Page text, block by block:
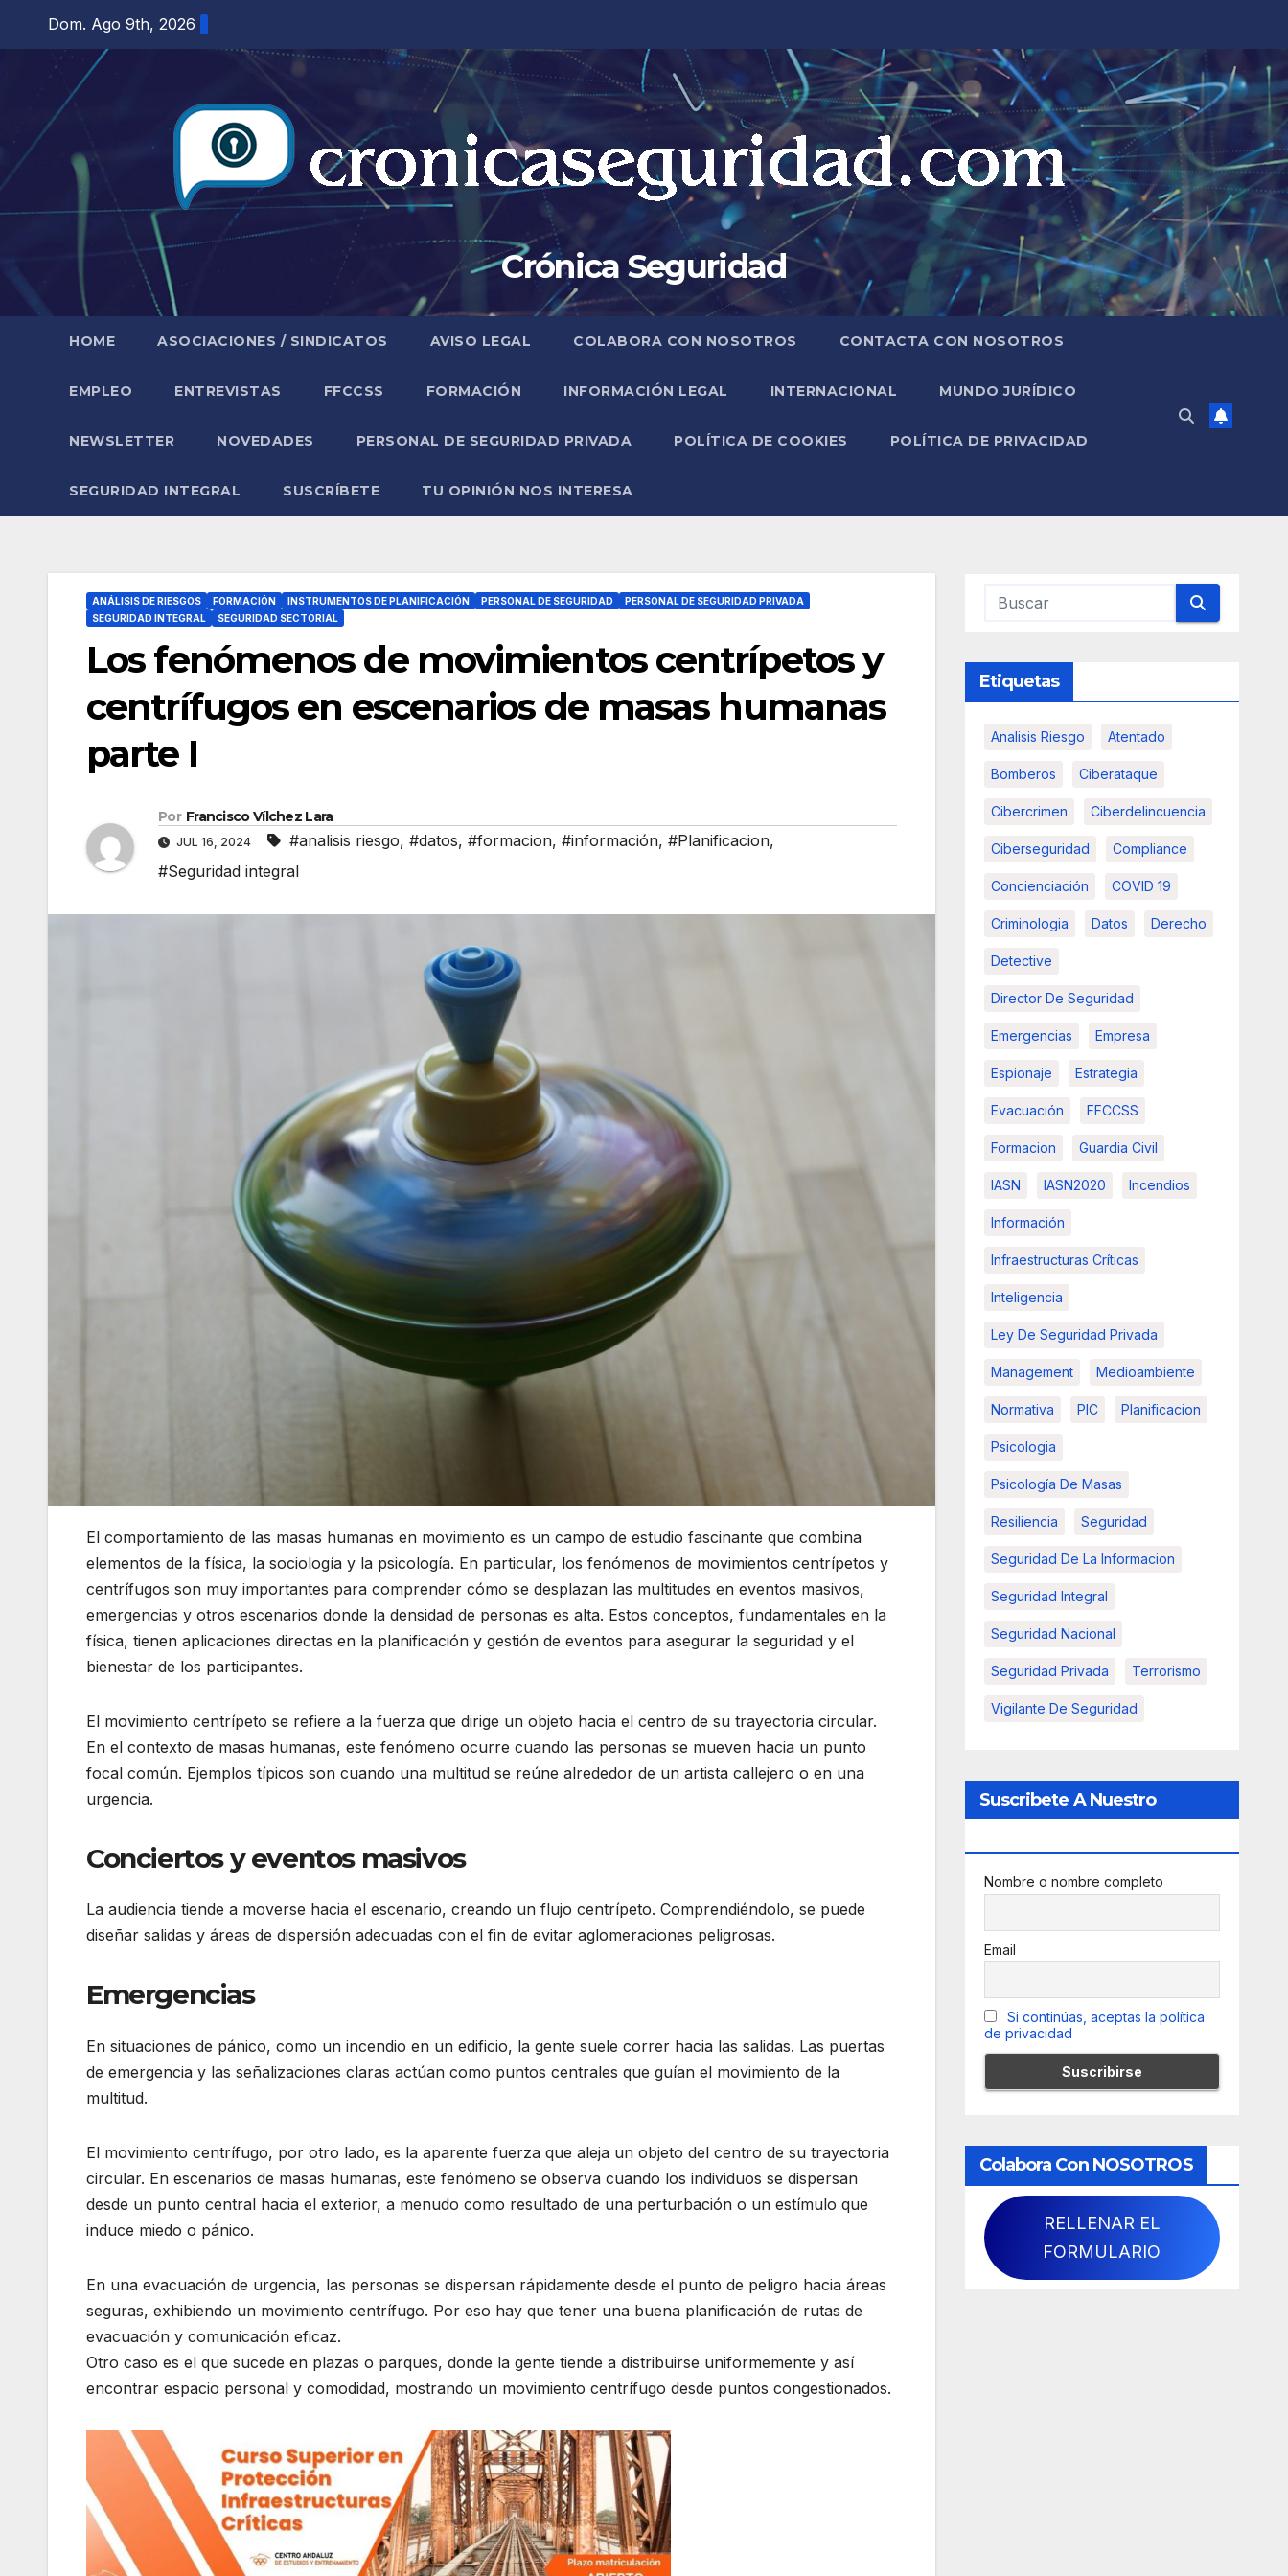
contenido
Dom. Ago 9th, 2026
Crónica Seguridad
HOME ASOCIACIONES / SINDICATOS AVISO LEGAL COLABORA CON NOSOTROS CONTACTA CON NOSOTROS
EMPLEO ENTREVISTAS FFCCSS FORMACIÓN INFORMACIÓN LEGAL INTERNACIONAL MUNDO JURÍDICO
NEWSLETTER NOVEDADES PERSONAL DE SEGURIDAD PRIVADA POLÍTICA DE COOKIES POLÍTICA DE PRIVACIDAD
SEGURIDAD INTEGRAL SUSCRÍBETE TU OPINIÓN NOS INTERESA
ANÁLISIS DE RIESGOS FORMACIÓN INSTRUMENTOS DE PLANIFICACIÓN PERSONAL DE SEGURIDAD
PERSONAL DE SEGURIDAD PRIVADA
SEGURIDAD INTEGRAL
SEGURIDAD SECTORIAL
Los fenómenos de movimientos centrípetos y
centrífugos en escenarios de masas humanas
parte I
Por Francisco Vílchez Lara
JUL 16, 2024 #analisis riesgo, #datos, #formacion, #información, #Planificacion,
#Seguridad integral
El comportamiento de las masas humanas en movimiento es un campo de estudio fascinante que combina
elementos de la física, la sociología y la psicología. En particular, los fenómenos de movimientos centrípetos y
centrífugos son muy importantes para comprender cómo se desplazan las multitudes en eventos masivos,
emergencias y otros escenarios donde la densidad de personas es alta. Estos conceptos, fundamentales en la
física, tienen aplicaciones directas en la planificación y gestión de eventos para asegurar la seguridad y el
bienestar de los participantes.
El movimiento centrípeto se refiere a la fuerza que dirige un objeto hacia el centro de su trayectoria circular.
En el contexto de masas humanas, este fenómeno ocurre cuando las personas se mueven hacia un punto
focal común. Ejemplos típicos son cuando una multitud se reúne alrededor de un artista callejero o en una
urgencia.
Conciertos y eventos masivos
La audiencia tiende a moverse hacia el escenario, creando un flujo centrípeto. Comprendiéndolo, se puede
diseñar salidas y áreas de dispersión adecuadas con el fin de evitar aglomeraciones peligrosas.
Emergencias
En situaciones de pánico, como un incendio en un edificio, la gente suele correr hacia las salidas. Las puertas
de emergencia y las señalizaciones claras actúan como puntos centrales que guían el movimiento de la
multitud.
El movimiento centrífugo, por otro lado, es la aparente fuerza que aleja un objeto del centro de su trayectoria
circular. En escenarios de masas humanas, este fenómeno se observa cuando los individuos se dispersan
desde un punto central hacia el exterior, a menudo como resultado de una perturbación o un estímulo que
induce miedo o pánico.
En una evacuación de urgencia, las personas se dispersan rápidamente desde el punto de peligro hacia áreas
seguras, exhibiendo un movimiento centrífugo. Por eso hay que tener una buena planificación de rutas de
evacuación y comunicación eficaz.
Otro caso es el que sucede en plazas o parques, donde la gente tiende a distribuirse uniformemente y así
encontrar espacio personal y comodidad, mostrando un movimiento centrífugo desde puntos congestionados.
Etiquetas
Analisis Riesgo Atentado
Bomberos Ciberataque
Cibercrimen Ciberdelincuencia
Ciberseguridad Compliance
Concienciación COVID 19
Criminologia Datos Derecho
Detective
Director De Seguridad
Emergencias Empresa
Espionaje Estrategia
Evacuación FFCCSS
Formacion Guardia Civil
IASN IASN2020 Incendios
Información
Infraestructuras Críticas
Inteligencia
Ley De Seguridad Privada
Management Medioambiente
Normativa PIC Planificacion
Psicologia
Psicología De Masas
Resiliencia Seguridad
Seguridad De La Informacion
Seguridad Integral
Seguridad Nacional
Seguridad Privada Terrorismo
Vigilante De Seguridad
Suscribete A Nuestro
Nombre o nombre completo
Email
Si continúas, aceptas la política
de privacidad
Colabora Con NOSOTROS
RELLENAR EL
FORMULARIO